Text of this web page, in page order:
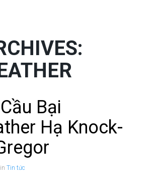
Bại
Hạ Knock-
in Tin tức